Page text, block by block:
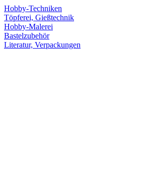
Hobby-Techniken
Töpferei, Gießtechnik
Hobby-Malerei
Bastelzubehör
Literatur, Verpackungen